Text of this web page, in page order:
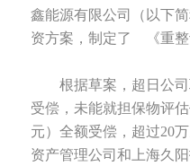
鑫能源有限公司（以下
资方案，制定了 《重
根据草案，超日公司
受偿，未能就担保物评
元）全额受偿，超过20
资产管理公司和上海久